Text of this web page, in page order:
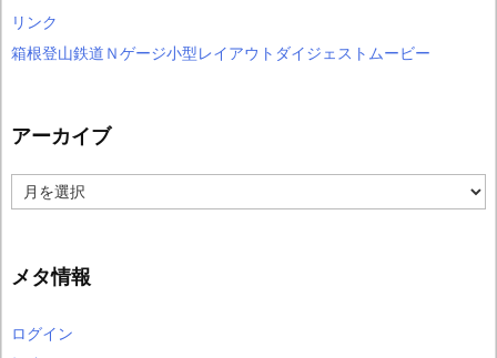
リンク
箱根登山鉄道Ｎゲージ小型レイアウトダイジェストムービー
アーカイブ
ー
ブ
メタ情報
ログイン